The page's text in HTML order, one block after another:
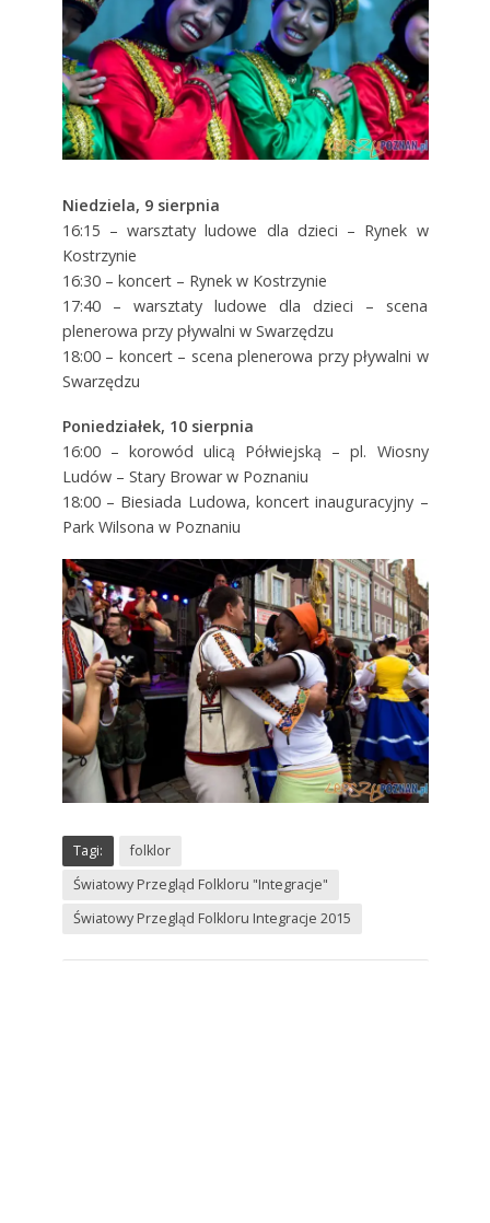
Niedziela, 9 sierpnia
16:15 – warsztaty ludowe dla dzieci – Rynek w
Kostrzynie
16:30 – koncert – Rynek w Kostrzynie
17:40 – warsztaty ludowe dla dzieci – scena
plenerowa przy pływalni w Swarzędzu
18:00 – koncert – scena plenerowa przy pływalni w
Swarzędzu
Poniedziałek, 10 sierpnia
16:00 – korowód ulicą Półwiejską – pl. Wiosny
Ludów – Stary Browar w Poznaniu
18:00 – Biesiada Ludowa, koncert inauguracyjny –
Park Wilsona w Poznaniu
Tagi:
folklor
Światowy Przegląd Folkloru "Integracje"
Światowy Przegląd Folkloru Integracje 2015